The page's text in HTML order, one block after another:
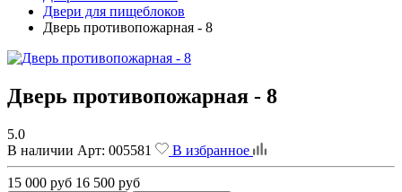
Двери для пищеблоков
Дверь противопожарная - 8
Дверь противопожарная - 8
5.0
В наличии Арт: 005581 В избранное
15 000 руб 16 500 руб